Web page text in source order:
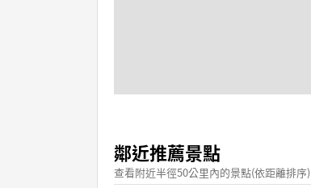
鄰近推薦景點
查看附近半徑50公里內的景點(依距離排序)